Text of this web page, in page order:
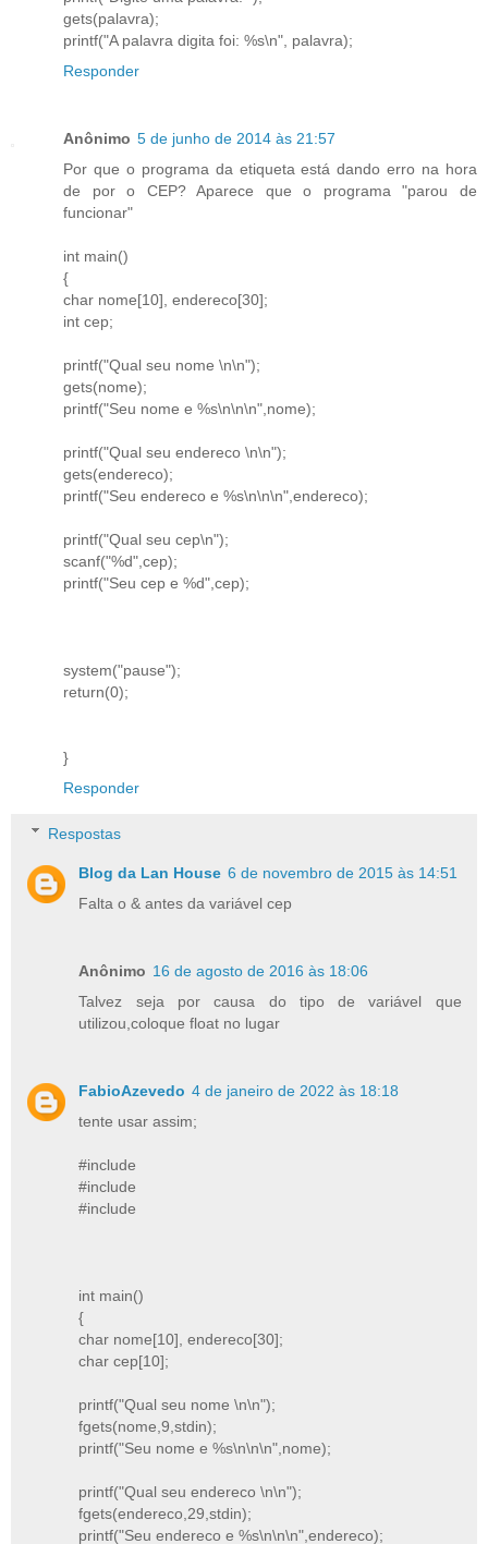
gets(palavra);
printf("A palavra digita foi: %s\n", palavra);
Responder
Anônimo 5 de junho de 2014 às 21:57
Por que o programa da etiqueta está dando erro na hora
de por o CEP? Aparece que o programa "parou de
funcionar"
int main()
{
char nome[10], endereco[30];
int cep;
printf("Qual seu nome \n\n");
gets(nome);
printf("Seu nome e %s\n\n\n",nome);
printf("Qual seu endereco \n\n");
gets(endereco);
printf("Seu endereco e %s\n\n\n",endereco);
printf("Qual seu cep\n");
scanf("%d",cep);
printf("Seu cep e %d",cep);
system("pause");
return(0);
}
Responder
Respostas
Blog da Lan House 6 de novembro de 2015 às 14:51
Falta o & antes da variável cep
Anônimo 16 de agosto de 2016 às 18:06
Talvez seja por causa do tipo de variável que
utilizou,coloque float no lugar
FabioAzevedo 4 de janeiro de 2022 às 18:18
tente usar assim;
#include
#include
#include
int main()
{
char nome[10], endereco[30];
char cep[10];
printf("Qual seu nome \n\n");
fgets(nome,9,stdin);
printf("Seu nome e %s\n\n\n",nome);
printf("Qual seu endereco \n\n");
fgets(endereco,29,stdin);
printf("Seu endereco e %s\n\n\n",endereco);